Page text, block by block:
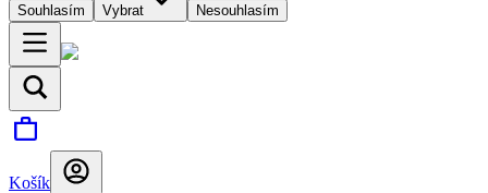
Souhlasím Vybrat Nesouhlasím
Košík